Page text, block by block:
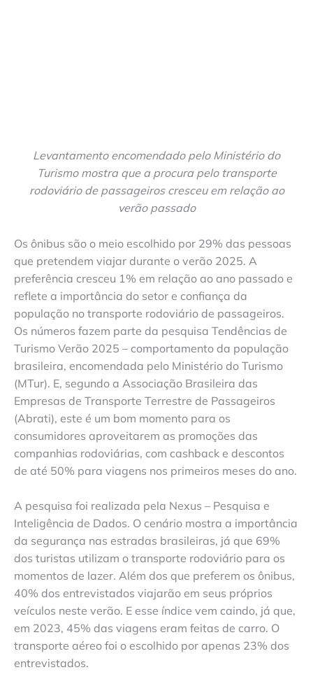
Levantamento encomendado pelo Ministério do
Turismo mostra que a procura pelo transporte
rodoviário de passageiros cresceu em relação ao
verão passado
Os ônibus são o meio escolhido por 29% das pessoas
que pretendem viajar durante o verão 2025. A
preferência cresceu 1% em relação ao ano passado e
reflete a importância do setor e confiança da
população no transporte rodoviário de passageiros.
Os números fazem parte da pesquisa Tendências de
Turismo Verão 2025 – comportamento da população
brasileira, encomendada pelo Ministério do Turismo
(MTur). E, segundo a Associação Brasileira das
Empresas de Transporte Terrestre de Passageiros
(Abrati), este é um bom momento para os
consumidores aproveitarem as promoções das
companhias rodoviárias, com cashback e descontos
de até 50% para viagens nos primeiros meses do ano.
A pesquisa foi realizada pela Nexus – Pesquisa e
Inteligência de Dados. O cenário mostra a importância
da segurança nas estradas brasileiras, já que 69%
dos turistas utilizam o transporte rodoviário para os
momentos de lazer. Além dos que preferem os ônibus,
40% dos entrevistados viajarão em seus próprios
veículos neste verão. E esse índice vem caindo, já que,
em 2023, 45% das viagens eram feitas de carro. O
transporte aéreo foi o escolhido por apenas 23% dos
entrevistados.